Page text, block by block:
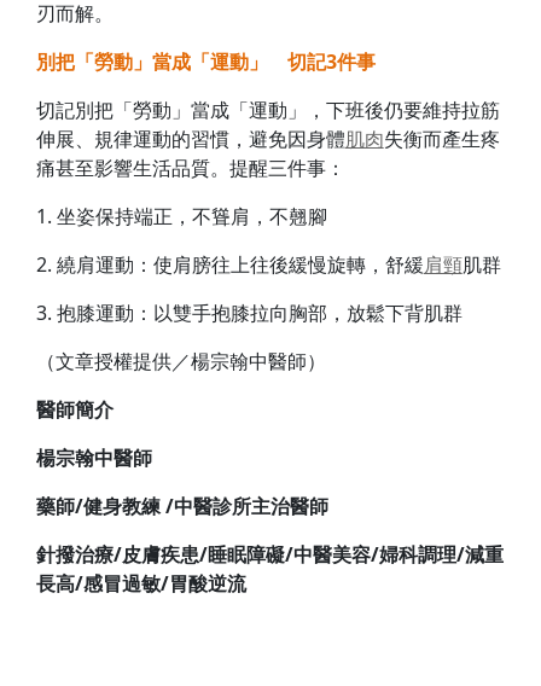
刃而解。
別把「勞動」當成「運動」 切記3件事
切記別把「勞動」當成「運動」，下班後仍要維持拉筋
伸展、規律運動的習慣，避免因身體肌肉失衡而產生疼
痛甚至影響生活品質。提醒三件事：
1. 坐姿保持端正，不聳肩，不翹腳
2. 繞肩運動：使肩膀往上往後緩慢旋轉，舒緩肩頸肌群
3. 抱膝運動：以雙手抱膝拉向胸部，放鬆下背肌群
（文章授權提供／楊宗翰中醫師）
醫師簡介
楊宗翰中醫師
藥師/健身教練 /中醫診所主治醫師
針撥治療/皮膚疾患/睡眠障礙/中醫美容/婦科調理/減重
長高/感冒過敏/胃酸逆流